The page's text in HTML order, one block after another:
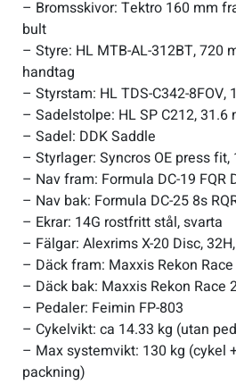
– Bromsskivor: Tektro 160 mm
bult
– Styre: HL MTB-AL-312BT, 720
handtag
– Styrstam: HL TDS-C342-8FOV,
– Sadelstolpe: HL SP C212, 31.6
– Sadel: DDK Saddle
– Styrlager: Syncros OE press
– Nav fram: Formula DC-19 FQR
– Nav bak: Formula DC-25 8s
– Ekrar: 14G rostfritt stål, svarta
– Fälgar: Alexrims X-20 Disc,
– Däck fram: Maxxis Rekon Race
– Däck bak: Maxxis Rekon Race
– Pedaler: Feimin FP-803
– Cykelvikt: ca 14.33 kg (utan
– Max systemvikt: 130 kg (cykel
packning)